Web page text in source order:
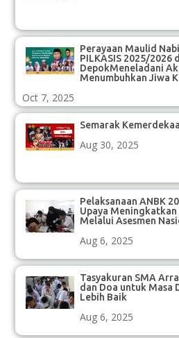
Perayaan Maulid
PILKASIS 2025/2026
DepokMeneladani
Menumbuhkan Jiwa
Oct 7, 2025
Semarak
Aug 30, 2025
Pelaksanaan ANBK
Upaya
Melalui Asesmen
Aug 6, 2025
Tasyakuran SMA
dan Doa untuk Masa
Lebih Baik
Aug 6, 2025